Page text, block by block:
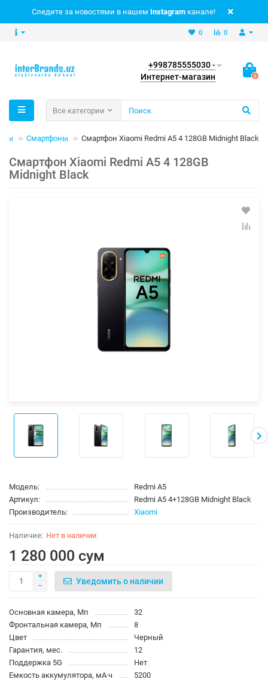
Следите за новостями в нашем Instagram канале!
0
0
+998785555030 -
Интернет-магазин
0
Все категории
Смартфоны Смартфон Xiaomi Redmi A5 4 128GB Midnight Black
Смартфон Xiaomi Redmi A5 4 128GB
Midnight Black
Модель:
Redmi A5
Артикул:
Redmi A5 4+128GB Midnight Black
Производитель:
Xiaomi
Нет в наличии
1 280 000 сум
Уведомить о наличии
Основная камера, Мп
32
Фронтальная камера, Мп
8
Цвет
Черный
Гарантия, мес.
12
Поддержка 5G
Нет
Емкость аккумулятора, мА·ч
5200